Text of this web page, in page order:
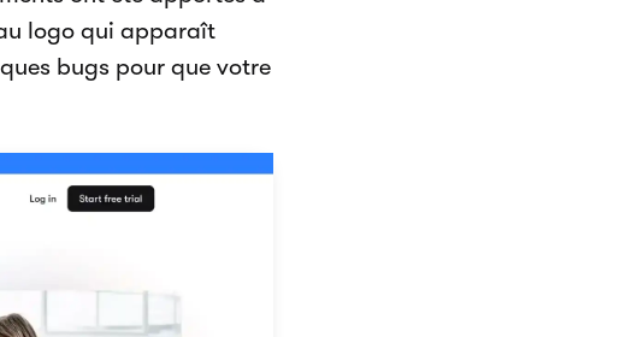
logo qui apparaît
bugs pour que votre